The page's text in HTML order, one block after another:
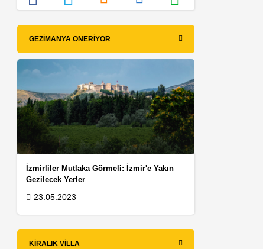
GEZIMANYA ÖNERIYOR
İzmirliler Mutlaka Görmeli: İzmir'e Yakın
Gezilecek Yerler
23.05.2023
KIRALIK VILLA